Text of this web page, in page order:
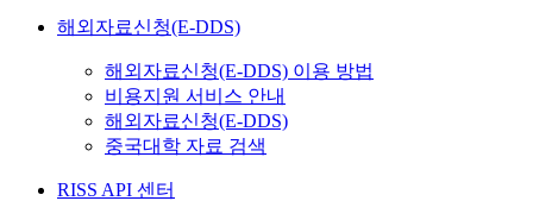
해외자료신청(E-DDS)
해외자료신청(E-DDS) 이용 방법
비용지원 서비스 안내
해외자료신청(E-DDS)
중국대학 자료 검색
RISS API 센터